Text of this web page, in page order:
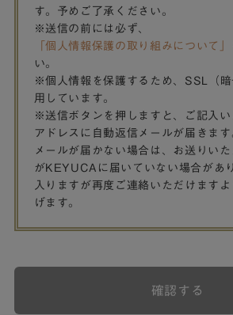
す。予めご了承ください。
※送信の前には必ず、
「個人情報保護の取り組みについて」
い。
※個人情報を保護するため、SSL（
用しています。
※送信ボタンを押しますと、ご記入い
アドレスに自動返信メールが届きます
メールが届かない場合は、お送りい
がKEYUCAに届いていない場合があ
入りますが再度ご連絡いただけます
げます。
確認する